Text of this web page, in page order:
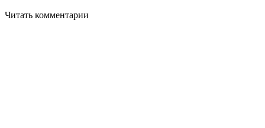
Читать комментарии